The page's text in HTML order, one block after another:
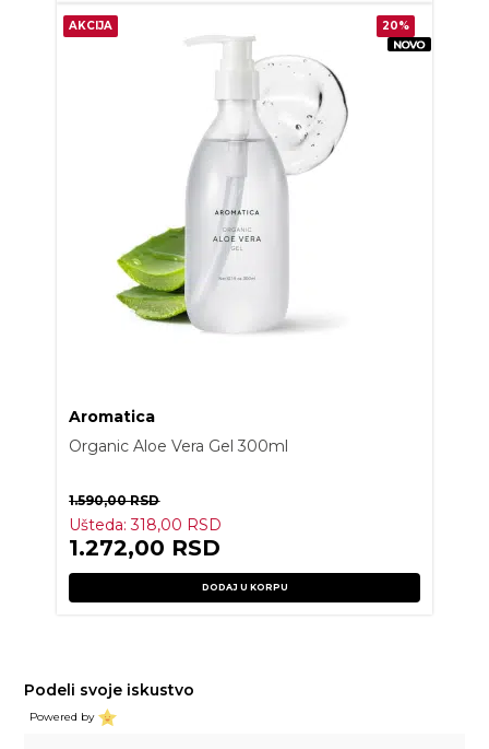
AKCIJA 20%
Aromatica
Organic Aloe Vera Gel 300ml
1.590,00RSD
Ušteda:318,00 RSD
1.272,00 RSD
DODAJ U KORPU
Podeli svoje iskustvo
Powered by